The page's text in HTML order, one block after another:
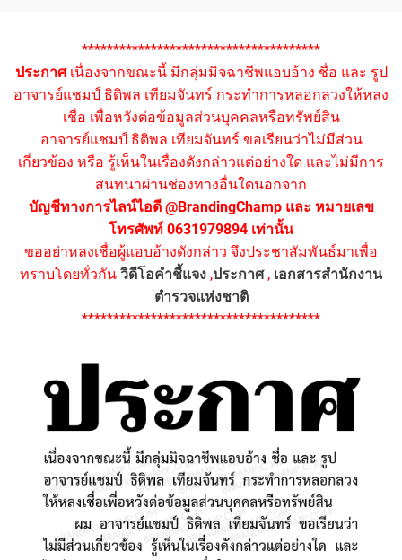
**************************************
ประกาศเนื่องจากขณะนี้ มีกลุ่มมิจฉาชีพแอบอ้าง ชื่อ และ รูป
อาจารย์แชมป์ ธิติพล เทียมจันทร์ กระทำการหลอกลวงให้หลง
เชื่อ เพื่อหวังต่อข้อมูลส่วนบุคคลหรือทรัพย์สิน
อาจารย์แชมป์ ธิติพล เทียมจันทร์ ขอเรียนว่าไม่มีส่วน
เกี่ยวข้อง หรือ รู้เห็นในเรื่องดังกล่าวแต่อย่างใด และไม่มีการ
สนทนาผ่านช่องทางอื่นใดนอกจาก
บัญชีทางการไลน์ไอดี @BrandingChamp และ หมายเลข
โทรศัพท์ 0631979894 เท่านั้น
ขออย่าหลงเชื่อผู้แอบอ้างดังกล่าว จึงประชาสัมพันธ์มาเพื่อ
ทราบโดยทั่วกัน วิดีโอคำชี้แจง ,ประกาศ, เอกสารสำนักงาน
ตำรวจแห่งชาติ
**************************************